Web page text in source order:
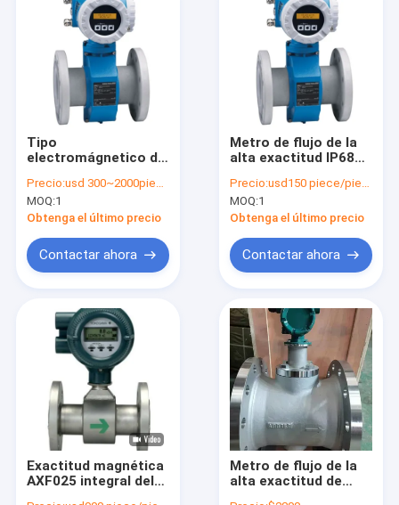
Productos
Sobre nosotros
Viaje de la fábrica
Control de calidad
Tipo
electromágnetico del
Endress Hauser 10W
50W Digitaces
Precio:usd 300~2000piece/pieces
MOQ:1
Obtenga el último precio
Contactar ahora
Metro de flujo de la
alta exactitud IP68
DN15-DN300
Precio:usd150 piece/pieces
MOQ:1
Obtenga el último precio
Contactar ahora
Exactitud magnética
AXF025 integral del
Metro de flujo de la
alta exactitud de